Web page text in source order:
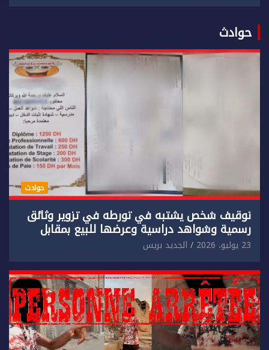
حوادث
حوادث
توقيف شخص يشتبه في تورطه في تزوير وثائق
رسمية وشواهد دراسية وعرضها للبيع بمقابل
مادي.
23 يوليو، 2026 الجديد بريس